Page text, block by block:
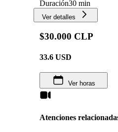
Duración30 min
Ver detalles
$30.000 CLP
33.6 USD
Ver horas
Atenciones